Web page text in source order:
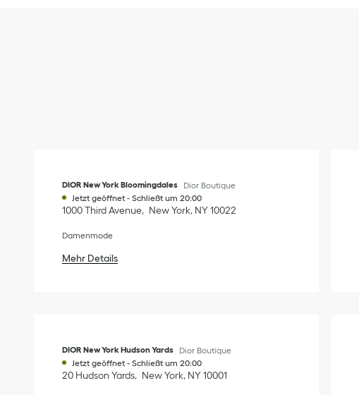
DIOR New York Bloomingdales
Dior Boutique
Jetzt geöffnet - Schließt um 20:00
1000 Third Avenue New York, NY10022
Damenmode
Mehr Details
DIOR New York Hudson Yards
Dior Boutique
Jetzt geöffnet - Schließt um 20:00
20 Hudson Yards New York, NY10001